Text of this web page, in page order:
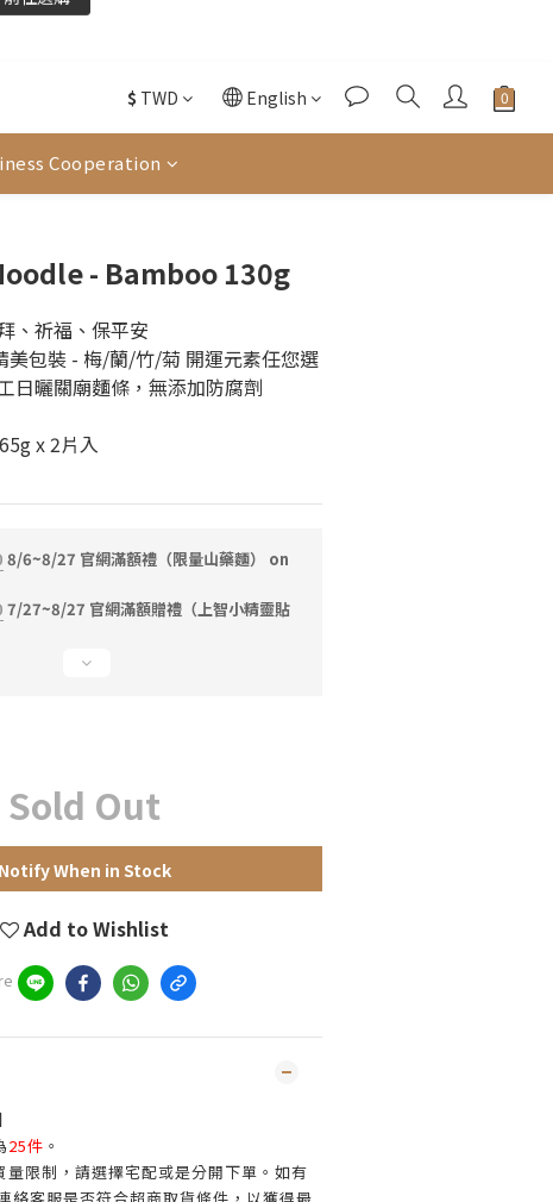
酌收金流手續費。
前往選購
$ TWD English
Cooperation
- Bamboo 130g
、祈福、保平安
包裝 - 梅/蘭/竹/菊 開運元素任您選
日曬關廟麵條，無添加防腐劑
x 2片入
8/6~8/27 官網滿額禮（限量山藥麵） on
7/27~8/27 官網滿額贈禮（上智小精靈貼
Sold Out
Notify When in Stock
Add to Wishlist
25件 。
限制，請選擇宅配或是分開下單。如有